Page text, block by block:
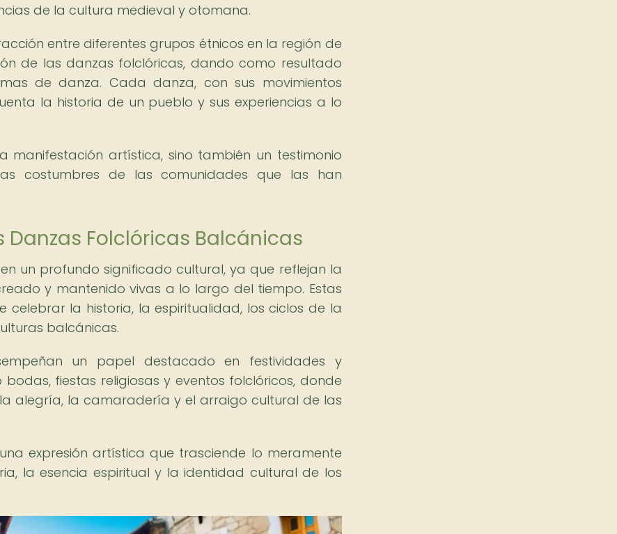
de la cultura medieval y otomana.
entre diferentes grupos étnicos en la región de
de las danzas folclóricas, dando como resultado
de danza. Cada danza, con sus movimientos
la historia de un pueblo y sus experiencias a lo
manifestación artística, sino también un testimonio
costumbres de las comunidades que las han
Folclóricas Balcánicas
un profundo significado cultural, ya que reflejan la
y mantenido vivas a lo largo del tiempo. Estas
celebrar la historia, la espiritualidad, los ciclos de la
balcánicas.
un papel destacado en festividades y
fiestas religiosas y eventos folclóricos, donde
alegría, la camaradería y el arraigo cultural de las
expresión artística que trasciende lo meramente
la esencia espiritual y la identidad cultural de los